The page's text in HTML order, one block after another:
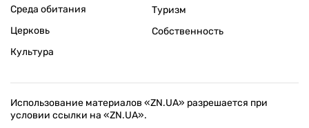
Среда обитания
Церковь
Культура
Туризм
Собственность
Использование материалов «ZN.UA» разрешается при
условии ссылки на «ZN.UA».